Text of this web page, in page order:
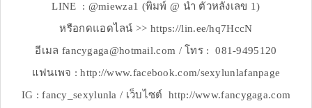
LINE : @miewza1 (พิมพ์ @ นำ ตัวหลังเลข 1)
หรือกดแอดไลน์ >> https://lin.ee/hq7HccN
อีเมล fancygaga@hotmail.com / โทร : 081-9495120
แฟนเพจ : http://www.facebook.com/sexylunlafanpage
IG : fancy_sexylunla / เว็บไซต์ http://www.fancygaga.com